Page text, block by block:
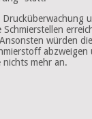
würden
nichts mehr an.